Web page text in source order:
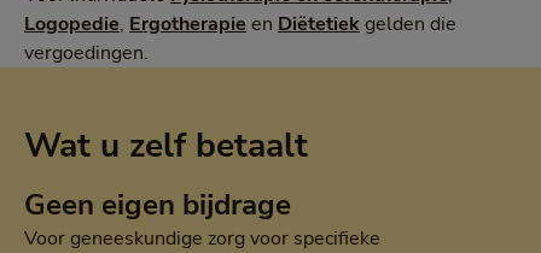
Logopedie, Ergotherapie en Diëtetiekgelden die
vergoedingen.
Wat u zelf betaalt
Geen eigen bijdrage
Voor geneeskundige zorg voor specifieke